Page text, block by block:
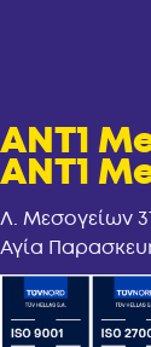
ANT1
ANT1
Λ. Μεσογείων
Αγία